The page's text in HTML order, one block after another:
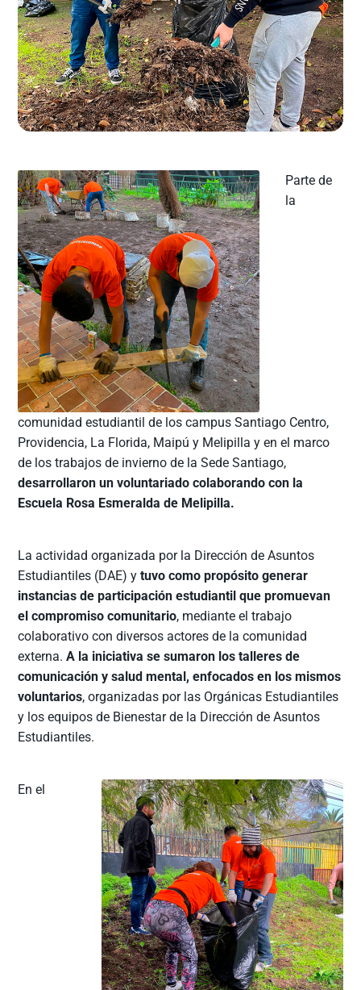
Parte de
la
comunidad estudiantil de los campus Santiago Centro,
Providencia, La Florida, Maipú y Melipilla y en el marco
de los trabajos de invierno de la Sede Santiago,
desarrollaron un voluntariado colaborando con la
Escuela Rosa Esmeralda de Melipilla.
La actividad organizada por la Dirección de Asuntos
Estudiantiles (DAE) ytuvo como propósito generar
instancias de participación estudiantil que promuevan
el compromiso comunitario, mediante el trabajo
colaborativo con diversos actores de la comunidad
externa.A la iniciativa se sumaron los talleres de
comunicación y salud mental, enfocados en los mismos
voluntarios, organizadas por las Orgánicas Estudiantiles
y los equipos de Bienestar de la Dirección de Asuntos
Estudiantiles.
En el